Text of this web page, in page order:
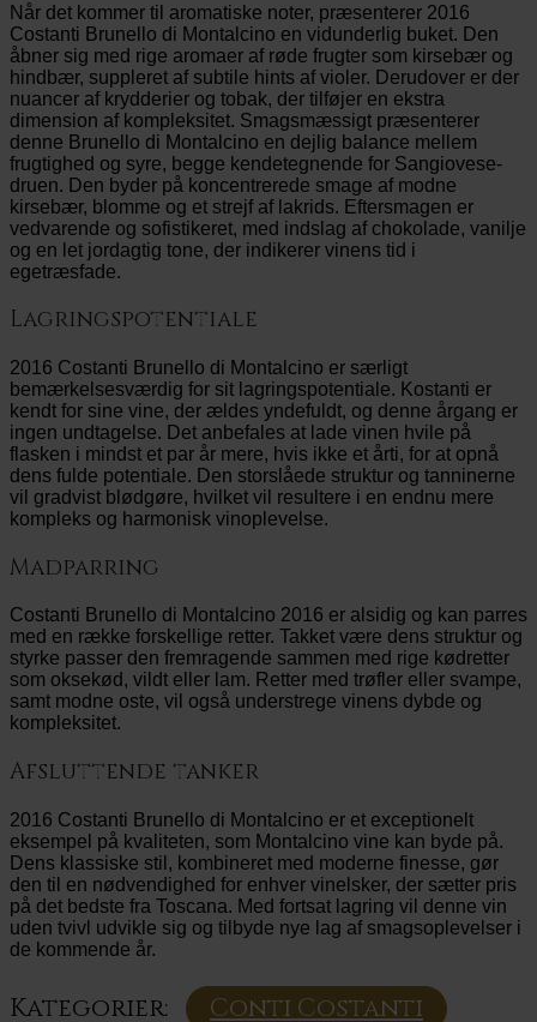
Når det kommer til aromatiske noter, præsenterer 2016
Costanti Brunello di Montalcino en vidunderlig buket. Den
åbner sig med rige aromaer af røde frugter som kirsebær og
hindbær, suppleret af subtile hints af violer. Derudover er der
nuancer af krydderier og tobak, der tilføjer en ekstra
dimension af kompleksitet. Smagsmæssigt præsenterer
denne Brunello di Montalcino en dejlig balance mellem
frugtighed og syre, begge kendetegnende for Sangiovese-
druen. Den byder på koncentrerede smage af modne
kirsebær, blomme og et strejf af lakrids. Eftersmagen er
vedvarende og sofistikeret, med indslag af chokolade, vanilje
og en let jordagtig tone, der indikerer vinens tid i
egetræsfade.
Lagringspotentiale
2016 Costanti Brunello di Montalcino er særligt
bemærkelsesværdig for sit lagringspotentiale. Kostanti er
kendt for sine vine, der ældes yndefuldt, og denne årgang er
ingen undtagelse. Det anbefales at lade vinen hvile på
flasken i mindst et par år mere, hvis ikke et årti, for at opnå
dens fulde potentiale. Den storslåede struktur og tanninerne
vil gradvist blødgøre, hvilket vil resultere i en endnu mere
kompleks og harmonisk vinoplevelse.
Madparring
Costanti Brunello di Montalcino 2016 er alsidig og kan parres
med en række forskellige retter. Takket være dens struktur og
styrke passer den fremragende sammen med rige kødretter
som oksekød, vildt eller lam. Retter med trøfler eller svampe,
samt modne oste, vil også understrege vinens dybde og
kompleksitet.
Afsluttende tanker
2016 Costanti Brunello di Montalcino er et exceptionelt
eksempel på kvaliteten, som Montalcino vine kan byde på.
Dens klassiske stil, kombineret med moderne finesse, gør
den til en nødvendighed for enhver vinelsker, der sætter pris
på det bedste fra Toscana. Med fortsat lagring vil denne vin
uden tvivl udvikle sig og tilbyde nye lag af smagsoplevelser i
de kommende år.
Kategorier: Conti Costanti